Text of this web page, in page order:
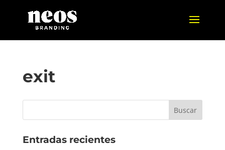
exit
Entradas recientes